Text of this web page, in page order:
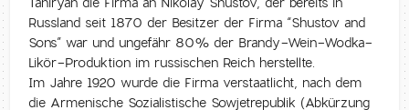
Russland seit 1870 der Besitzer der Firma “Shustov and
Sons” war und ungefähr 80% der Brandy-Wein-Wodka-
Likör-Produktion im russischen Reich herstellte.
Im Jahre 1920 wurde die Firma verstaatlicht, nach dem
die Armenische Sozialistische Sowjetrepublik (Abkürzung